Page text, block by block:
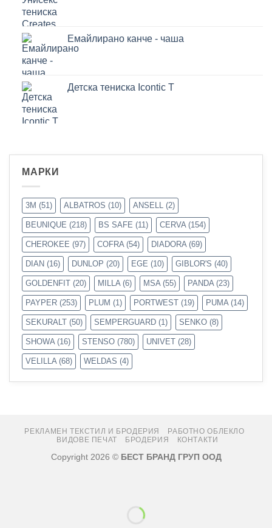
Емайлирано канче - чаша
Детска тениска Icontic T
МАРКИ
3M (51) ALBATROS (10) ANSELL (2)
BEUNIQUE (218) BS SAFE (11) CERVA(154)
CHEROKEE (97) COFRA(54) DIADORA(69)
DIAN (16) DUNLOP (20) EGE (10) GIBLOR'S (40)
GOLDENFIT (20) MILLA(6) MSA(55) PANDA(23)
PAYPER (253) PLUM (1) PORTWEST (19) PUMA(14)
SEKURALT (50) SEMPERGUARD (1) SENKO (8)
SHOWA(16) STENSO (780) UNIVET (28)
VELILLA(68) WELDAS (4)
РЕКЛАМЕН ТЕКСТИЛ И БРОДЕРИЯ
РАБОТНО ОБЛЕКЛО
ВИДОВЕ ПЕЧАТ
БРОДЕРИЯ КОНТАКТИ
Copyright 2026 © БЕСТ БРАНД ГРУП ООД